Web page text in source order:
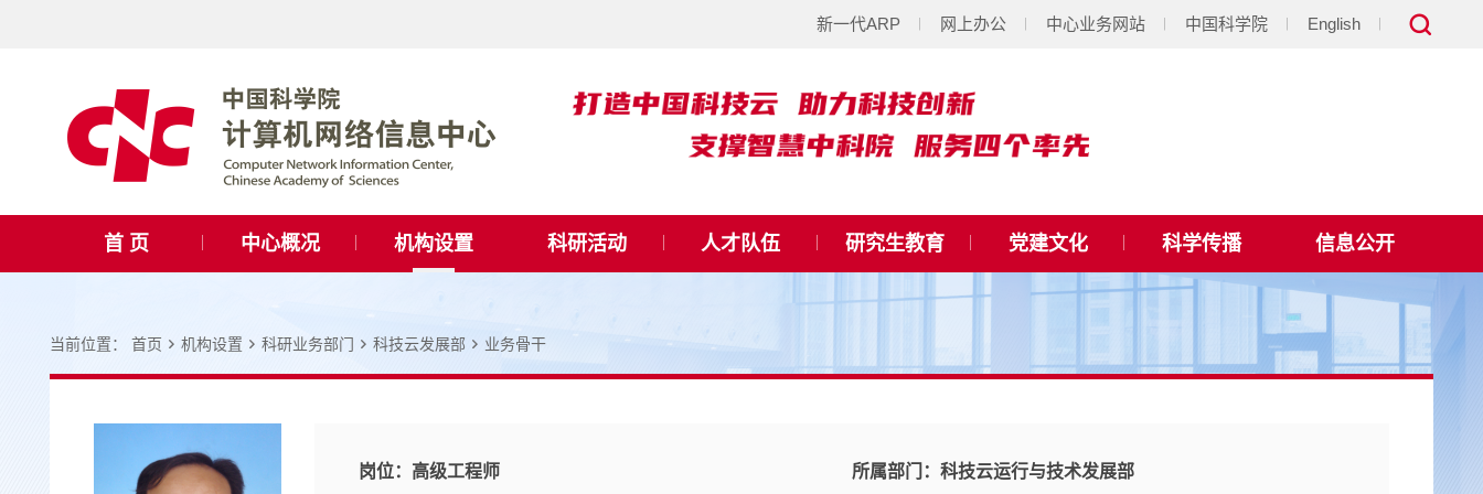
新一代ARP 网上办公 中心业务网站 中国科学院 English
首 页 中心概况 机构设置 科研活动 人才队伍 研究生教育 党建文化 科学传播 信息公开
当前位置： 首页 机构设置 科研业务部门 科技云发展部 业务骨干
岗位： 高级工程师 所属部门： 科技云运行与技术发展部